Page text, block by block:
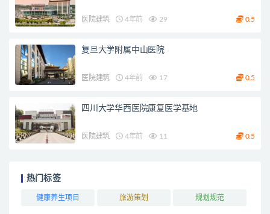
医院建筑 4年前 29 0.5
复旦大学附属中山医院
医院建筑 4年前 17 0.5
四川大学华西医院康复医学基地
医院建筑 4年前 11 0.5
热门标签
健康养生项目 旅游策划 规划规范